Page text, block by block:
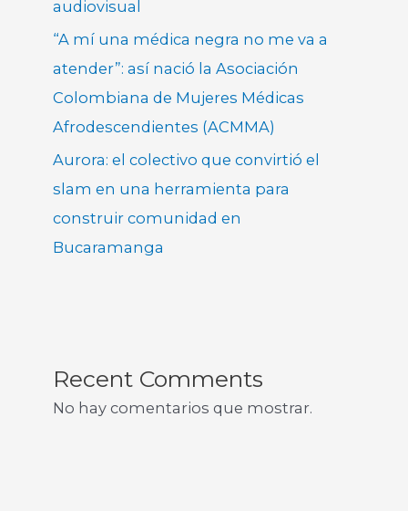
audiovisual
“A mí una médica negra no me va a
atender”: así nació la Asociación
Colombiana de Mujeres Médicas
Afrodescendientes (ACMMA)
Aurora: el colectivo que convirtió el
slam en una herramienta para
construir comunidad en
Bucaramanga
Recent Comments
No hay comentarios que mostrar.